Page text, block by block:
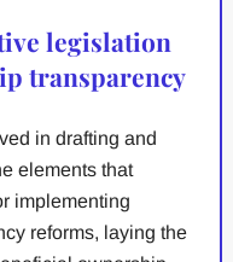
legislation
transparency
in drafting and
elements that
implementing
reforms, laying the